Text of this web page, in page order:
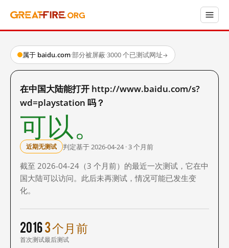
属于 baidu.com·部分被屏蔽·3000 个已测试网址→
在中国大陆能打开 http://www.baidu.com/s?
wd=playstation 吗？
可以。
近期无测试 判定基于 2026-04-24 · 3 个月前
截至 2026-04-24（3 个月前）的最近一次测试，它在中
国大陆可以访问。此后未再测试，情况可能已发生变
化。
2016
首次测试
3 个月前
最后测试